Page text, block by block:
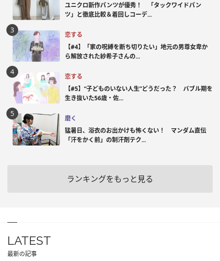
ユニクロ新作パンツが優秀！ 「タックワイドパン
ツ」と徹底比較＆着回しコーデ...
恋する
【#4】「家の呪縛を断ち切りたい」地元の男尊女卑か
ら解放された紗希子さんの...
恋する
【#5】“子どものいない人生”どうだった？ バブル期を
生き抜いた56歳・佐...
磨く
猛暑日、浴衣のお出かけも怖くない！ マンダム直伝
「汗をかく前」の制汗剤テク...
ランキングをもっと見る
LATEST
最新の記事